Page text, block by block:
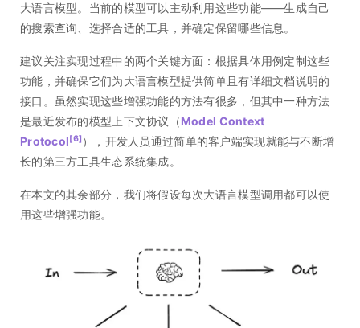
大语言模型。当前的模型可以主动利用这些功能——生成自己
的搜索查询、选择合适的工具，并确定保留哪些信息。
建议关注实现过程中的两个关键方面：根据具体用例定制这些
功能，并确保它们为大语言模型提供简单且有详细文档说明的
接口。虽然实现这些增强功能的方法有很多，但其中一种方法
是最近发布的模型上下文协议（Model Context
Protocol[6] ），开发人员通过简单的客户端实现就能与不断增
长的第三方工具生态系统集成。
在本文的其余部分，我们将假设每次大语言模型调用都可以使
用这些增强功能。